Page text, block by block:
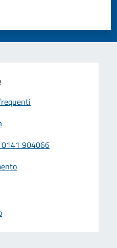
su 5
5
0141 904066